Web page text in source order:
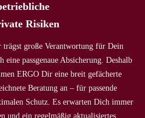
Risiken
trägst große Verantwortung für Dein
eine passgenaue Absicherung. Deshalb
ERGO Dir eine breit gefächerte
Beratung an – für passende
Schutz. Es erwarten Dich immer
und ein regelmäßig aktualisiertes